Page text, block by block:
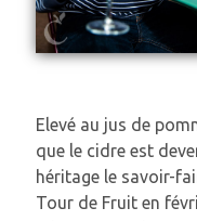
Elevé au jus de
que le cidre est
héritage le savoir-
Tour de Fruit en